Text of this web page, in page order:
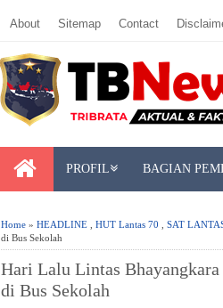
About Sitemap Contact
PROFIL BAGIAN
Home » HEADLINE HUT Lantas 70 SAT
di Bus Sekolah
Hari Lalu Lintas Bhayangkara
di Bus Sekolah